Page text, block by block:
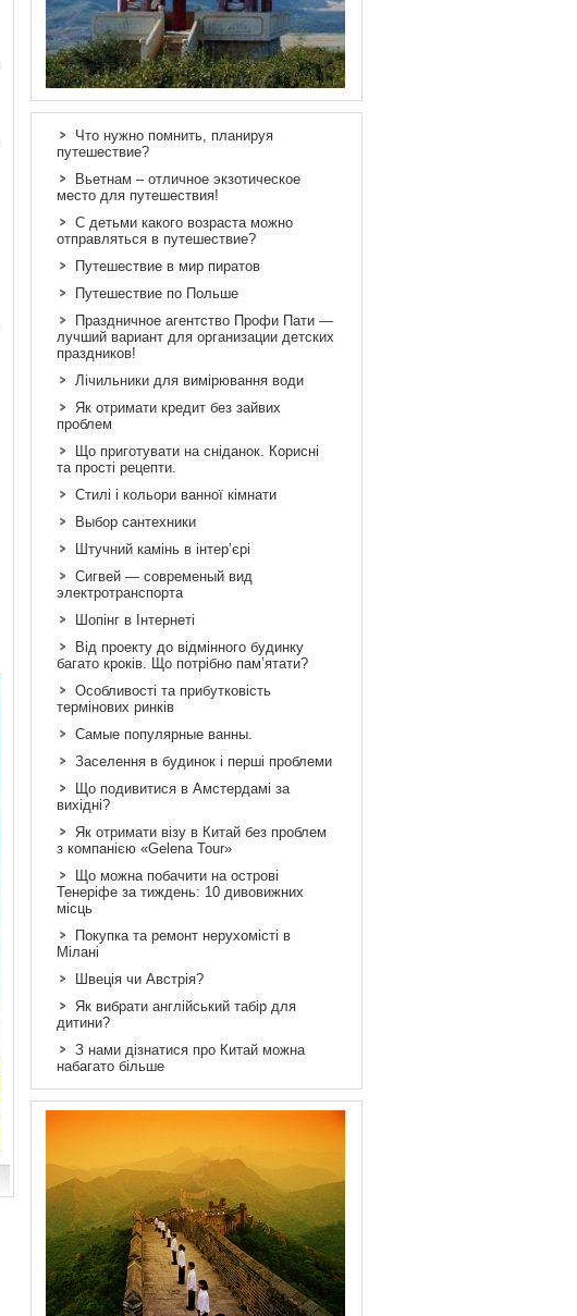
Что нужно помнить, планируя
путешествие?
Вьетнам – отличное экзотическое
место для путешествия!
С детьми какого возраста можно
отправляться в путешествие?
Путешествие в мир пиратов
Путешествие по Польше
Праздничное агентство Профи Пати —
лучший вариант для организации детских
праздников!
Лічильники для вимірювання води
Як отримати кредит без зайвих
проблем
Що приготувати на сніданок. Корисні
та прості рецепти.
Стилі і кольори ванної кімнати
Выбор сантехники
Штучний камінь в інтер’єрі
Сигвей — современый вид
электротранспорта
Шопінг в Інтернеті
Від проекту до відмінного будинку
багато кроків. Що потрібно пам’ятати?
Особливості та прибутковість
термінових ринків
Самые популярные ванны.
Заселення в будинок і перші проблеми
Що подивитися в Амстердамі за
вихідні?
Як отримати візу в Китай без проблем
з компанією «Gelena Tour»
Що можна побачити на острові
Тенеріфе за тиждень: 10 дивовижних
місць
Покупка та ремонт нерухомісті в
Мілані
Швеція чи Австрія?
Як вибрати англійський табір для
дитини?
З нами дізнатися про Китай можна
набагато більше